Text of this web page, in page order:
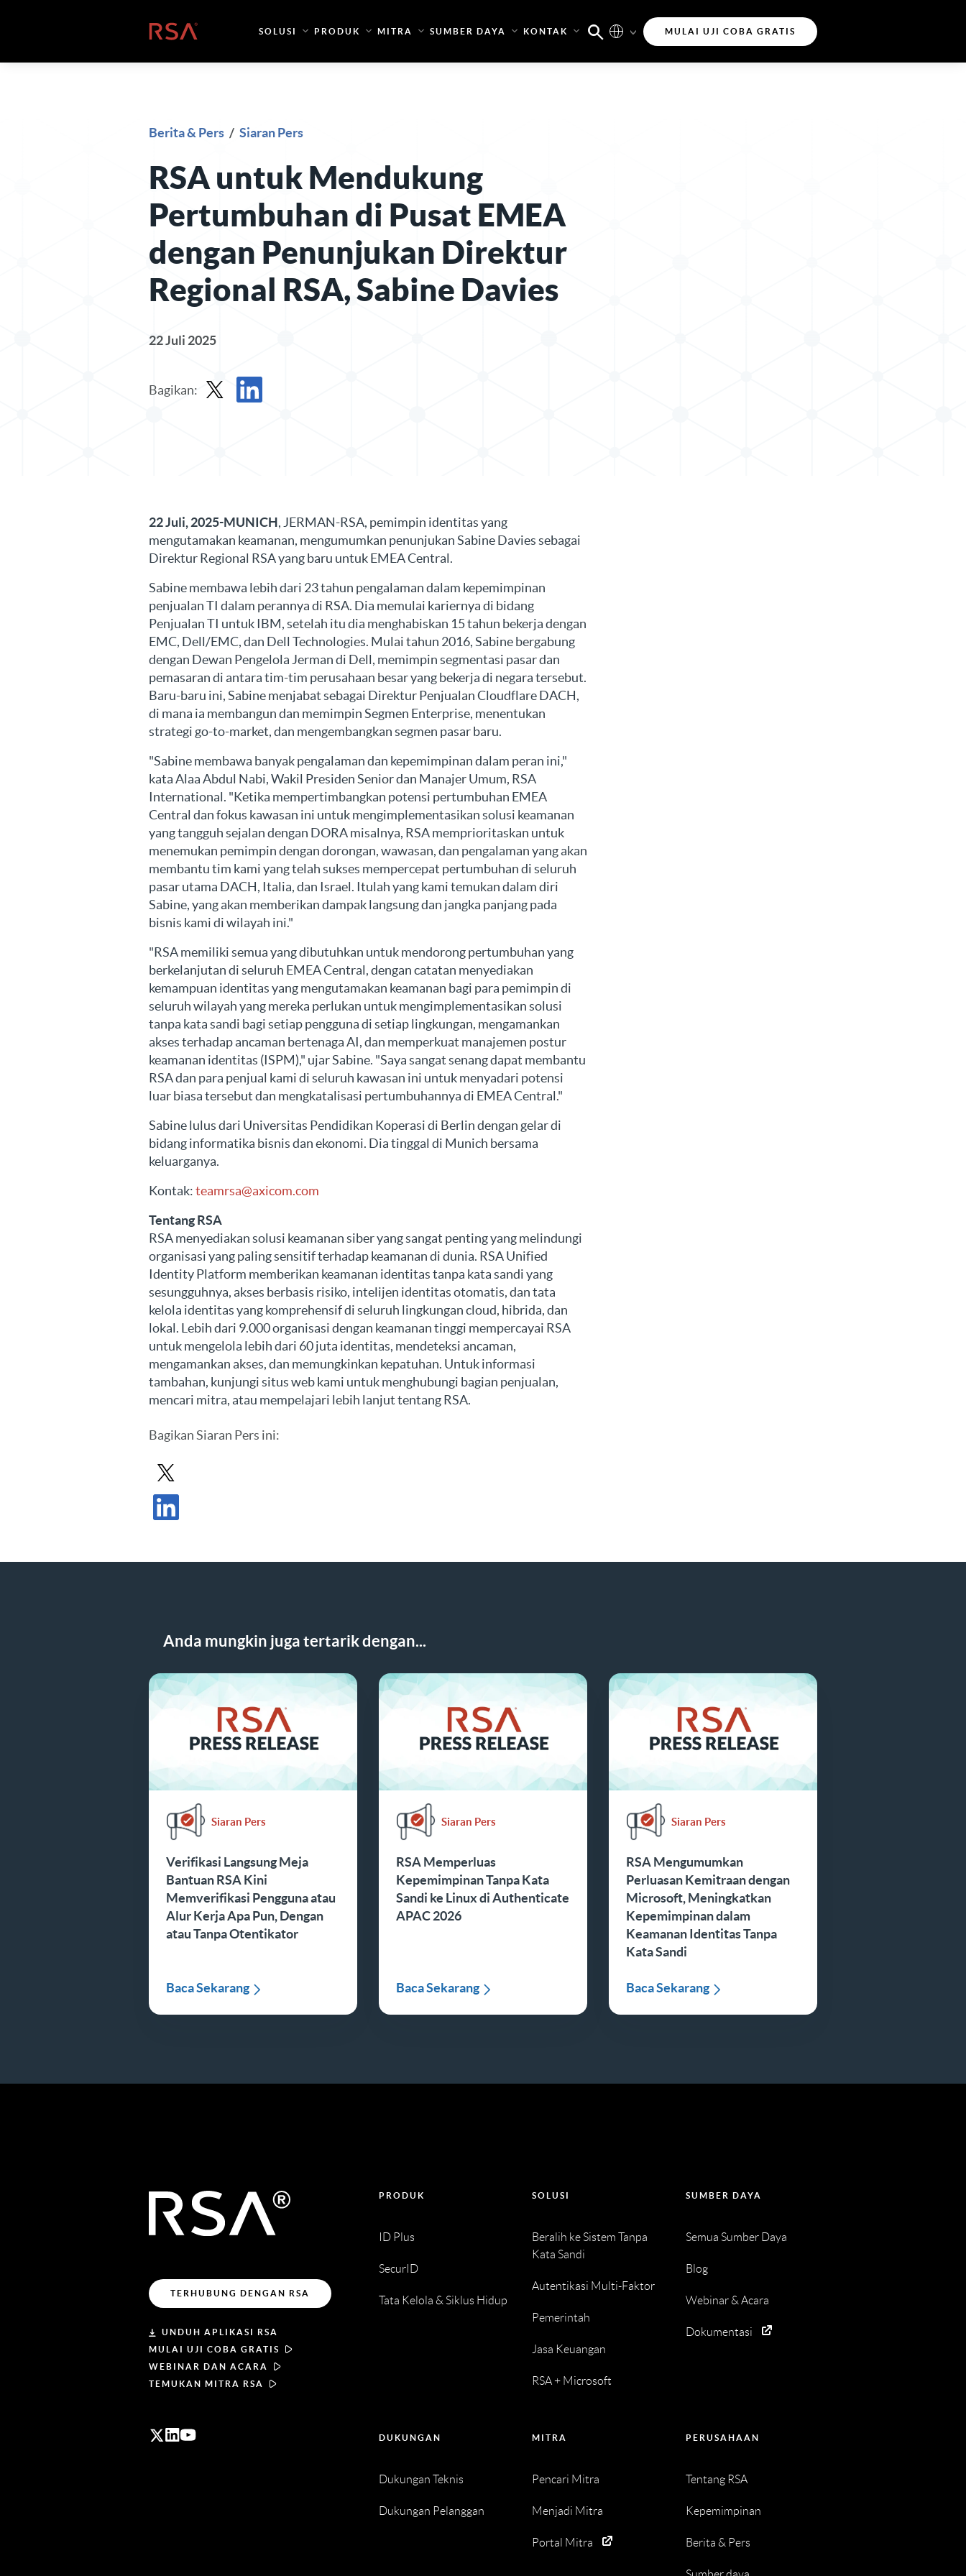
Beranda SOLUSI PRODUK MITRA SUMBER DAYA KONTAK MULAI UJI COBA GRATIS
Berita & Pers / Siaran Pers
RSA untuk Mendukung
Pertumbuhan di Pusat EMEA
dengan Penunjukan Direktur
Regional RSA, Sabine Davies
22 Juli 2025
Bagikan:
22 Juli, 2025-MUNICH, JERMAN-RSA, pemimpin identitas yang
mengutamakan keamanan, mengumumkan penunjukan Sabine Davies sebagai
Direktur Regional RSA yang baru untuk EMEA Central.
Sabine membawa lebih dari 23 tahun pengalaman dalam kepemimpinan
penjualan TI dalam perannya di RSA. Dia memulai kariernya di bidang
Penjualan TI untuk IBM, setelah itu dia menghabiskan 15 tahun bekerja dengan
EMC, Dell/EMC, dan Dell Technologies. Mulai tahun 2016, Sabine bergabung
dengan Dewan Pengelola Jerman di Dell, memimpin segmentasi pasar dan
pemasaran di antara tim-tim perusahaan besar yang bekerja di negara tersebut.
Baru-baru ini, Sabine menjabat sebagai Direktur Penjualan Cloudflare DACH,
di mana ia membangun dan memimpin Segmen Enterprise, menentukan
strategi go-to-market, dan mengembangkan segmen pasar baru.
"Sabine membawa banyak pengalaman dan kepemimpinan dalam peran ini,"
kata Alaa Abdul Nabi, Wakil Presiden Senior dan Manajer Umum, RSA
International. "Ketika mempertimbangkan potensi pertumbuhan EMEA
Central dan fokus kawasan ini untuk mengimplementasikan solusi keamanan
yang tangguh sejalan dengan DORA misalnya, RSA memprioritaskan untuk
menemukan pemimpin dengan dorongan, wawasan, dan pengalaman yang akan
membantu tim kami yang telah sukses mempercepat pertumbuhan di seluruh
pasar utama DACH, Italia, dan Israel. Itulah yang kami temukan dalam diri
Sabine, yang akan memberikan dampak langsung dan jangka panjang pada
bisnis kami di wilayah ini."
"RSA memiliki semua yang dibutuhkan untuk mendorong pertumbuhan yang
berkelanjutan di seluruh EMEA Central, dengan catatan menyediakan
kemampuan identitas yang mengutamakan keamanan bagi para pemimpin di
seluruh wilayah yang mereka perlukan untuk mengimplementasikan solusi
tanpa kata sandi bagi setiap pengguna di setiap lingkungan, mengamankan
akses terhadap ancaman bertenaga AI, dan memperkuat manajemen postur
keamanan identitas (ISPM)," ujar Sabine. "Saya sangat senang dapat membantu
RSA dan para penjual kami di seluruh kawasan ini untuk menyadari potensi
luar biasa tersebut dan mengkatalisasi pertumbuhannya di EMEA Central."
Sabine lulus dari Universitas Pendidikan Koperasi di Berlin dengan gelar di
bidang informatika bisnis dan ekonomi. Dia tinggal di Munich bersama
keluarganya.
Kontak:teamrsa@axicom.com
Tentang RSA
RSA menyediakan solusi keamanan siber yang sangat penting yang melindungi
organisasi yang paling sensitif terhadap keamanan di dunia. RSA Unified
Identity Platform memberikan keamanan identitas tanpa kata sandi yang
sesungguhnya, akses berbasis risiko, intelijen identitas otomatis, dan tata
kelola identitas yang komprehensif di seluruh lingkungan cloud, hibrida, dan
lokal. Lebih dari 9.000 organisasi dengan keamanan tinggi mempercayai RSA
untuk mengelola lebih dari 60 juta identitas, mendeteksi ancaman,
mengamankan akses, dan memungkinkan kepatuhan. Untuk informasi
tambahan, kunjungi situs web kami untuk menghubungi bagian penjualan,
mencari mitra, atau mempelajari lebih lanjut tentang RSA.
BagikanSiaran Pers ini:
Bagikan Siaran Pers di X
Anda mungkin juga tertarik dengan...
Siaran Pers
Verifikasi Langsung Meja
Bantuan RSA Kini
Memverifikasi Pengguna atau
Alur Kerja Apa Pun, Dengan
atau Tanpa Otentikator
Baca Sekarang
Siaran Pers
RSA Memperluas
Kepemimpinan Tanpa Kata
Sandi ke Linux di Authenticate
APAC 2026
Baca Sekarang
Siaran Pers
RSA Mengumumkan
Perluasan Kemitraan dengan
Microsoft, Meningkatkan
Kepemimpinan dalam
Keamanan Identitas Tanpa
Kata Sandi
Baca Sekarang
TERHUBUNG DENGAN RSA
UNDUH APLIKASI RSA
MULAI UJI COBA GRATIS
WEBINAR DAN ACARA
TEMUKAN MITRA RSA
PRODUK
ID Plus
SecurID
Tata Kelola & Siklus Hidup
SOLUSI
Beralih ke Sistem Tanpa
Kata Sandi
Autentikasi Multi-Faktor
Pemerintah
Jasa Keuangan
RSA + Microsoft
SUMBER DAYA
Semua Sumber Daya
Blog
Webinar & Acara
Dokumentasi
DUKUNGAN
Dukungan Teknis
Dukungan Pelanggan
MITRA
Pencari Mitra
Menjadi Mitra
Portal Mitra
PERUSAHAAN
Tentang RSA
Kepemimpinan
Berita & Pers